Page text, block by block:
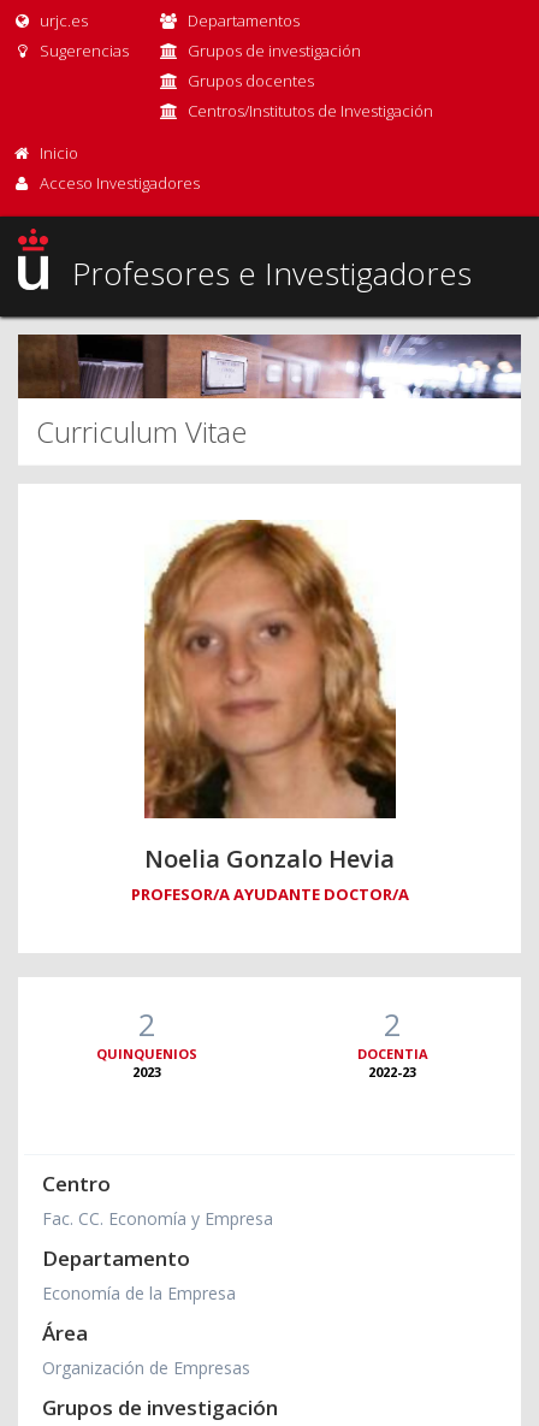
urjc.es
Sugerencias
Departamentos
Grupos de investigación
Grupos docentes
Centros/Institutos de Investigación
Inicio
Acceso Investigadores
Profesores e Investigadores
Curriculum Vitae
Noelia Gonzalo Hevia
PROFESOR/A AYUDANTE DOCTOR/A
2
QUINQUENIOS
2023
2
DOCENTIA
2022-23
Centro
Fac. CC. Economía y Empresa
Departamento
Economía de la Empresa
Área
Organización de Empresas
Grupos de investigación